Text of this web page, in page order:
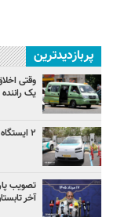
پربازدیدترین
وقتی
یک
۲ ایستگاه شارژ تاکسی‌های برقی در آستانه بهره‌برداری
آخر